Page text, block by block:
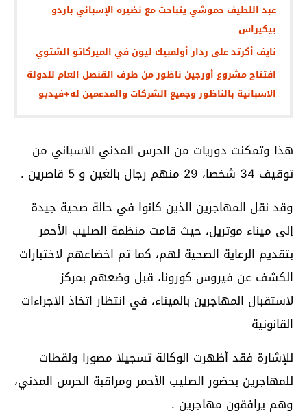
عبد اللطيف حموشي يتباحث مع نضيره الإسباني باردو
بيكيراس
نايف أكرتد على ردار أولمبيك ليون في الميركاتو الشتوي
افتتاح مشروع أورجين ناظور من طرف القنصل العام للدولة
الاسبانية بالناظور وجميع الشركات والمدعمين له+فيديو
هذا وتمكنت دوريات من الحرس المدني الاسباني من
توقيف 34 شخصا، 29 منهم رجال بالغين و 5 قاصرين .
وقد نقل المهاجرين الذين كانوا في حالة صحية جيدة
إلى ميناء موتريل، حيث قامت منظمة الصليب الأحمر
بتقديم الرعاية الصحية لهم، كما تم اخضاعهم لاختبارات
الكشف عن فيروس كورونا، قبل وضعهم بمركز
لاستقبال المهاجرين بالميناء، في انتظار اتخاذ الاجراءات
القانونية
للإشارة فقد أظهرت الوكالة تسجيلا مصورا ولقطات
للمهاجرين بحضور الصليب الأحمر ومراقبة الحرس المدني،
وهم يرافقون مهاجرين .